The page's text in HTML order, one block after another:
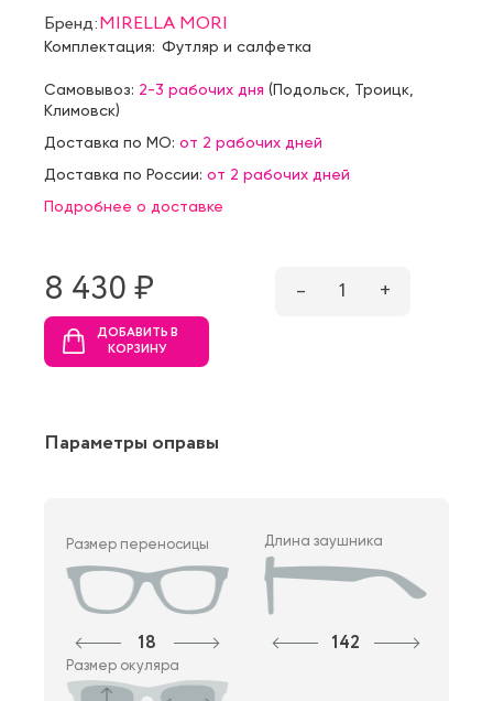
Бренд:MIRELLA MORI
Комплектация: Футляр и салфетка
Самовывоз: 2-3 рабочих дня (Подольск Троицк
Климовск)
Доставка по МО: от 2 рабочих дней
Доставка по России: от 2 рабочих дней
Подробнее о доставке
8 430 ₷ – 1 +
ДОБАВИТЬ В
КОРЗИНУ
Параметры оправы
Размер переносицы
18
Длина заушника
142
Размер окуляра